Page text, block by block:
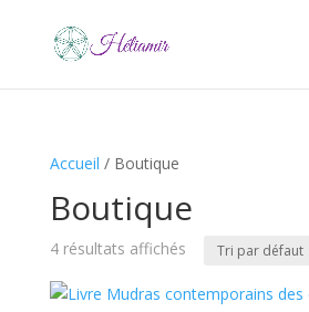
Accueil / Boutique
Boutique
4 résultats affichés